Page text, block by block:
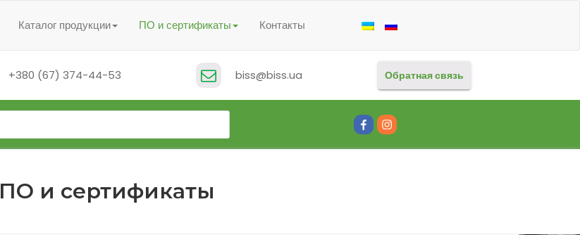
Каталог продукции ПО и сертификаты Контакты
+380 (67) 374-44-53 biss@biss.ua Обратная связь
#80 #81
ПО и сертификаты